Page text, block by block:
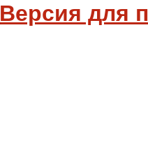
Версия для